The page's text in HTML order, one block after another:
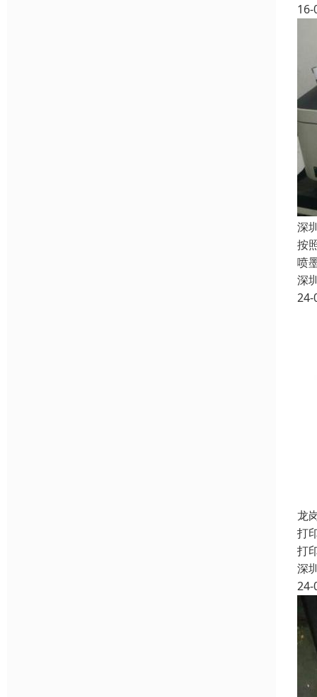
16-
深
按
喷
深
24-
龙
打
打
深
24-